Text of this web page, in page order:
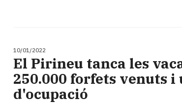
10/01/2022
El Pirineu tanca les
250.000 forfets venuts i
d'ocupació